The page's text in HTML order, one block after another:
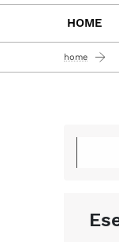
HOME
home